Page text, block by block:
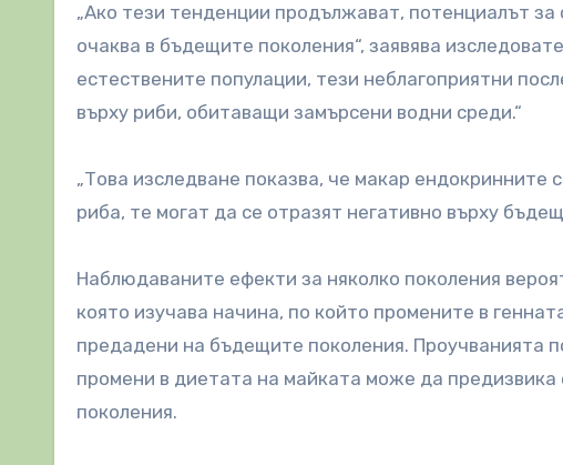
„Ако тези тенденции продължават, потенциалът
очаква в бъдещите поколения“, заявява
естествените популации, тези неблагоприятни
върху риби, обитаващи замърсени водни среди.“
„Това изследване показва, че макар
риба, те могат да се отразят негативно върху
Наблюдаваните ефекти за няколко поколения
която изучава начина, по който промените в
предадени на бъдещите поколения. Проучванията
промени в диетата на майката може да
поколения.